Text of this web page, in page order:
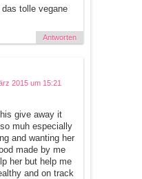
tolle vegane
Antworten
2015 um 15:21
give away it
muh especially
and wanting her
made by me
her but help me
and on track